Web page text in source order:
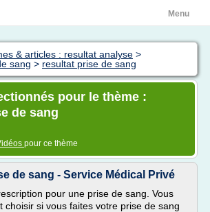
Menu
& articles : resultat analyse >
sang > resultat prise de sang
pour le thème :
de sang
pour ce thème
de sang - Service Médical Privé
pour une prise de sang. Vous
choisir si vous faites votre prise de sang